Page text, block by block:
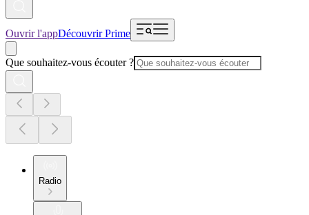
Ouvrir l'appDécouvrir Prime
Que souhaitez-vous écouter ?
Radio